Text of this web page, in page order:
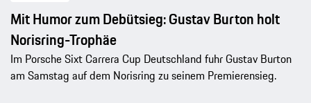
Mit Humor zum Debütsieg: Gustav Burton holt
Norisring-Trophäe
Im Porsche Sixt Carrera Cup Deutschland fuhr Gustav Burton
am Samstag auf dem Norisring zu seinem Premierensieg.